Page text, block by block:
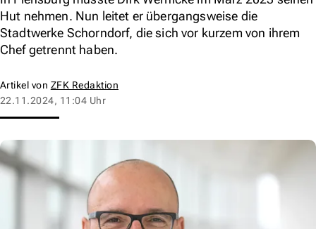
Hut nehmen. Nun leitet er übergangsweise die
Stadtwerke Schorndorf, die sich vor kurzem von ihrem
Chef getrennt haben.
Artikel von ZFK Redaktion
22.11.2024, 11:04 Uhr